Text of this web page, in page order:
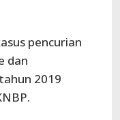
pencurian
dan
2019